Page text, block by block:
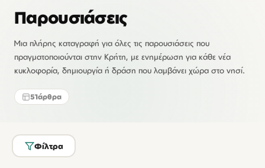
Παρουσιάσεις
Μια πλήρης καταγραφή για όλες τις παρουσιάσεις που
πραγματοποιούνται στην Κρήτη, με ενημέρωση για κάθε νέα
κυκλοφορία, δημιουργία ή δράση που λαμβάνει χώρα στο νησί.
51άρθρα
Φίλτρα